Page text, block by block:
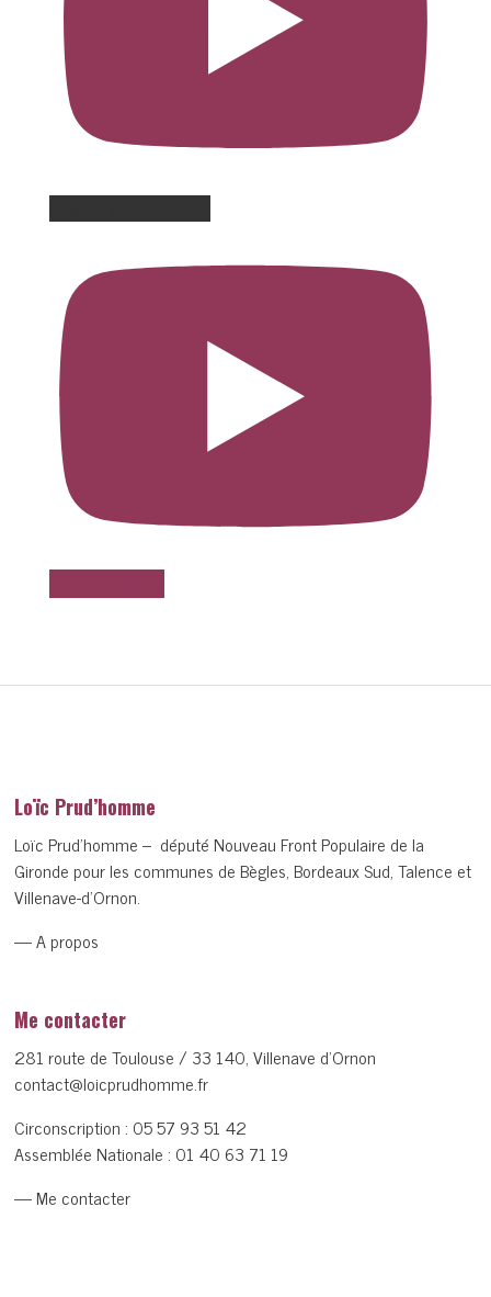
Loïc Prud’homme
Loïc Prud’homme – député Nouveau Front Populaire de la
Gironde pour les communes de Bègles, Bordeaux Sud, Talence et
Villenave-d’Ornon.
— A propos
Me contacter
281 route de Toulouse / 33 140, Villenave d’Ornon
contact@loicprudhomme.fr
Circonscription : 05 57 93 51 42
Assemblée Nationale : 01 40 63 71 19
— Me contacter